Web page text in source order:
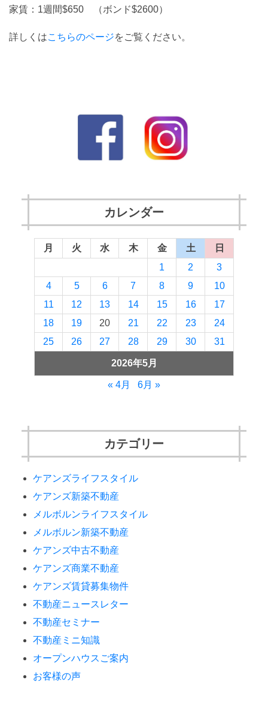
家賃：1週間$650 （ボンド$2600）
詳しくはこちらのページをご覧ください。
カレンダー
2026年5月
月 火 水 木 金 土
日
1
2
3
4
5 6 7 8 9
10
11
12 13 14 15 16
17
18
19 20 21 22 23
24
25
26 27 28 29 30 31
« 4月 6月 »
カテゴリー
ケアンズライフスタイル
ケアンズ新築不動産
メルボルンライフスタイル
メルボルン新築不動産
ケアンズ中古不動産
ケアンズ商業不動産
ケアンズ賃貸募集物件
不動産ニュースレター
不動産セミナー
不動産ミニ知識
オープンハウスご案内
お客様の声